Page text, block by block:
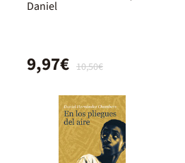
Daniel
10,50€
9,97€